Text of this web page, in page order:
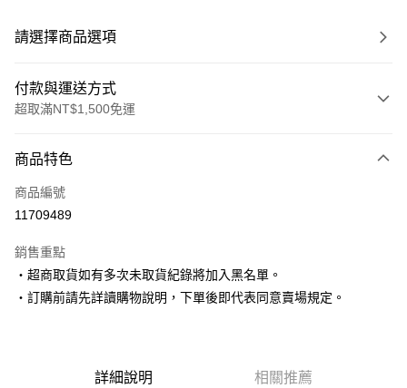
請選擇商品選項
付款與運送方式
超取滿NT$1,500免運
信用卡一次付款
超商取貨付款
Apple Pay
街口支付
商品特色
商品編號
11709489
銷售重點
‧超商取貨如有多次未取貨紀錄將加入黑名單。
‧訂購前請先詳讀購物說明，下單後即代表同意賣場規定。
詳細說明 相關推薦